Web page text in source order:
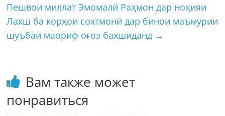
Пешвои миллат Эмомалӣ Раҳмон дар ноҳияи
Лахш ба корҳои сохтмонӣ дар бинои маъмурии
шуъбаи маориф оғоз бахшиданд →
Вам также может
понравиться